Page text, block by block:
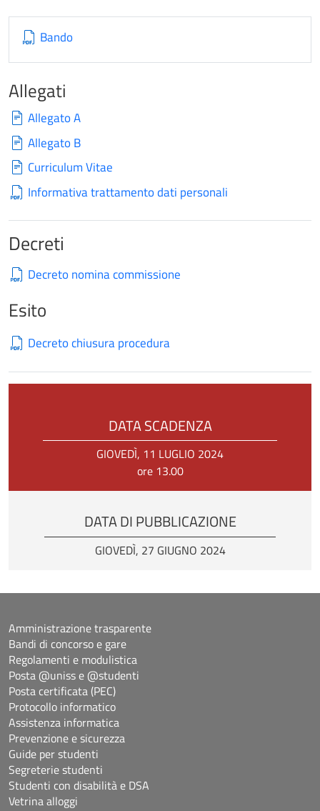
Bando
Allegati
Allegato A
Allegato B
Curriculum Vitae
Informativa trattamento dati personali
Decreti
Decreto nomina commissione
Esito
Decreto chiusura procedura
DATA SCADENZA
GIOVEDÌ, 11 LUGLIO 2024
ore 13.00
DATA DI PUBBLICAZIONE
GIOVEDÌ, 27 GIUGNO 2024
Amministrazione trasparente
Bandi di concorso e gare
Regolamenti e modulistica
Posta @uniss e @studenti
Posta certificata (PEC)
Protocollo informatico
Assistenza informatica
Prevenzione e sicurezza
Guide per studenti
Segreterie studenti
Studenti con disabilità e DSA
Vetrina alloggi